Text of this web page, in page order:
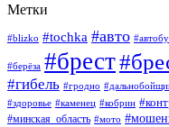
Метки
#blizko #tochka #авто
#берёза #брест
#гибель #гродно
#здоровье #каменец #кобрин
#минская_область #мото